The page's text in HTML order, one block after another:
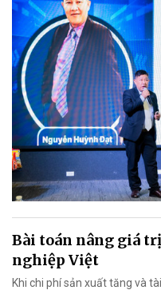
Bài toán nâng giá
nghiệp Việt
Khi chi phí sản xuất tăng và